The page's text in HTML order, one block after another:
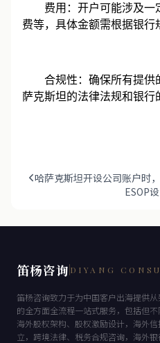
费用：开户可能涉及一
费等，具体金额需根据银行
合规性：确保所有提供
萨克斯坦的法律法规和银行
哈萨克斯坦开设公司账户时
ESOP
笛杨咨询 DIYANG
笛杨咨询致力于为中国客户出海提供
的全方面全流程一站式服务，包括但不
海外股权架构、股权激励设计，海外
立，跨境法律、税务合规咨询，海外银